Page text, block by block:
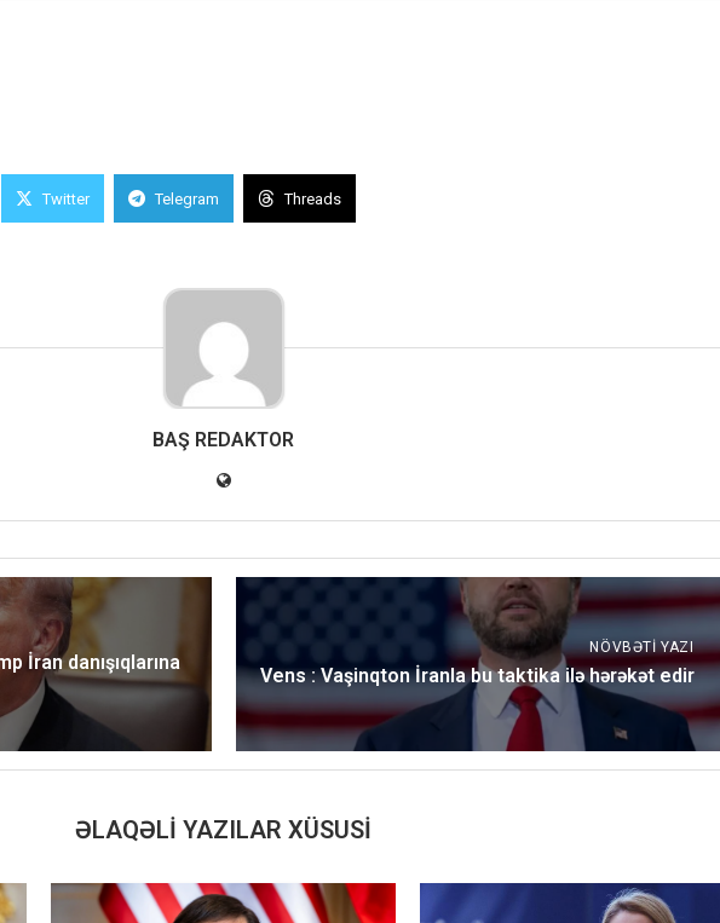
Twitter Telegram Threads
BAŞ REDAKTOR
İran danışıqlarına
NÖVBƏTI YAZI
Vens : Vaşinqton İranla bu taktika ilə hərəkət edir
ƏLAQƏLI YAZILAR XÜSUSI